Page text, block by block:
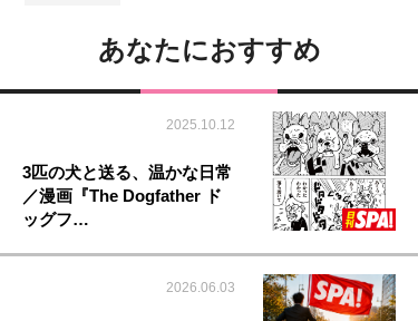
あなたにおすすめ
2025.10.12
3匹の犬と送る、温かな日常
／漫画『The Dogfather ド
ッグフ…
2026.06.03